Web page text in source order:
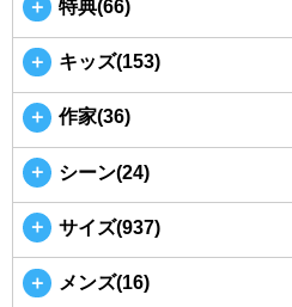
＋ 特典(66)
＋ キッズ(153)
＋ 作家(36)
＋ シーン(24)
＋ サイズ(937)
＋ メンズ(16)